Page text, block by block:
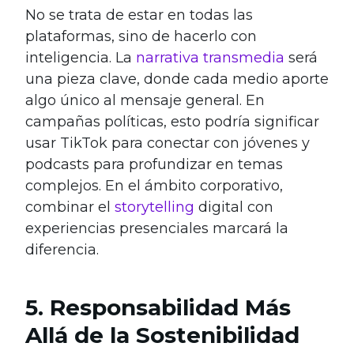
No se trata de estar en todas las
plataformas, sino de hacerlo con
inteligencia. La narrativa transmedia será
una pieza clave, donde cada medio aporte
algo único al mensaje general. En
campañas políticas, esto podría significar
usar TikTok para conectar con jóvenes y
podcasts para profundizar en temas
complejos. En el ámbito corporativo,
combinar el storytelling digital con
experiencias presenciales marcará la
diferencia.
5. Responsabilidad Más
Allá de la Sostenibilidad